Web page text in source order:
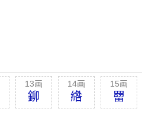
13画
鉚
14画
綹
15画
罶